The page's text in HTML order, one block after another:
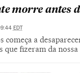
morre antes
EDT
começa a
que fizeram da nossa